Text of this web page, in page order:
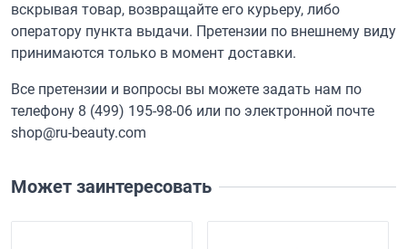
вскрывая товар, возвращайте его курьеру, либо
оператору пункта выдачи. Претензии по внешнему виду
принимаются только в момент доставки.
Все претензии и вопросы вы можете задать нам по
телефону 8 (499) 195-98-06 или по электронной почте
shop@ru-beauty.com
Может заинтересовать